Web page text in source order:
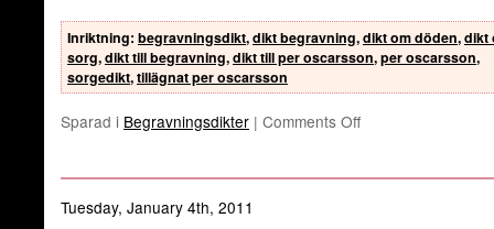
Inriktning: begravningsdikt,dikt begravning,dikt om döden,dikt
sorg,dikt till begravning,dikt till per oscarsson,per oscarsson,
sorgedikt,tillägnat per oscarsson
Sparad i Begravningsdikter | Comments Off
Tuesday, January 4th, 2011